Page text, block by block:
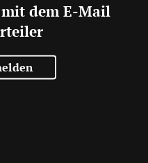
dem E-Mail